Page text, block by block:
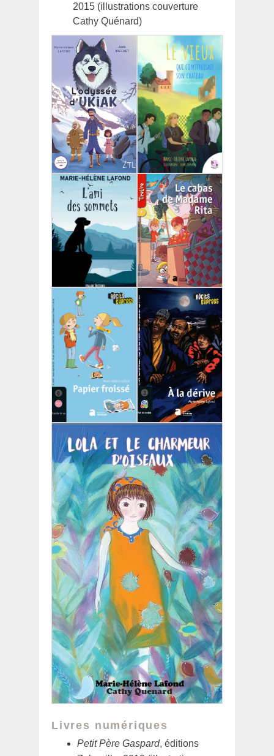
2015 (illustrations couverture
Cathy Quénard)
Livres numériques
Petit Père Gaspard, éditions